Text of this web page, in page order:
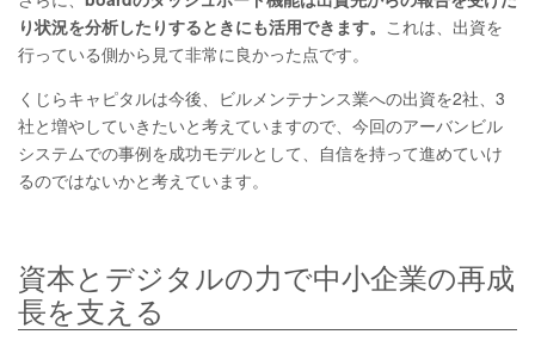
り状況を分析したりするときにも活用できます。 これは、出資を
行っている側から見て非常に良かった点です。
くじらキャピタルは今後、ビルメンテナンス業への出資を2社、3
社と増やしていきたいと考えていますので、今回のアーバンビル
システムでの事例を成功モデルとして、自信を持って進めていけ
るのではないかと考えています。
資本とデジタルの力で中小企業の再成
長を支える